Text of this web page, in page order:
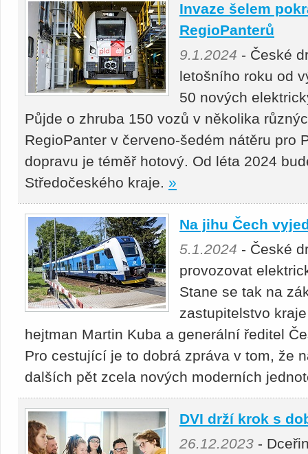
Invaze šelem
RegioPanterů
9.1.2024 - České
letošního roku od
50 nových
Půjde o zhruba 150 vozů v několika
RegioPanter v červeno-šedém nátěru pro
dopravu je téměř hotový. Od léta 2024
Středočeského kraje. »
Na jihu Čech
5.1.2024 - České
provozovat
Stane se tak na
zastupitelstvo
hejtman Martin Kuba a generální ředitel
Pro cestující je to dobrá zpráva v tom, že
dalších pět zcela nových moderních
DVI drží krok s
26.12.2023 -